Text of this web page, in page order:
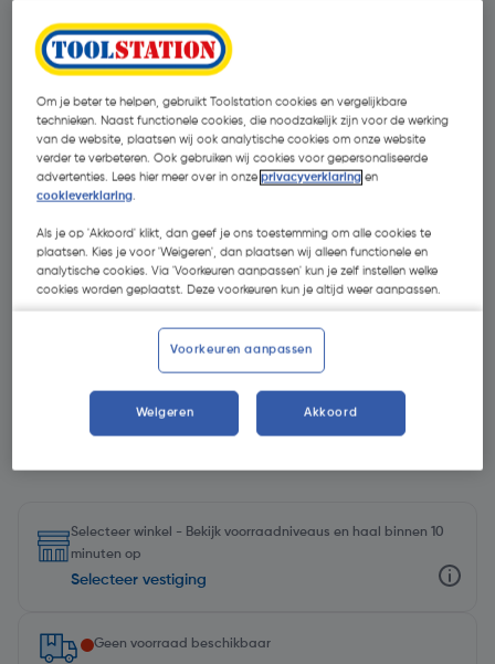
€ 1,12
Kies productvariant
Selecteer winkel - Bekijk voorraadniveaus en haal binnen 10
minuten op
Selecteer vestiging
Geen voorraad beschikbaar
Om je beter te helpen, gebruikt Toolstation cookies en vergelijkbare
technieken. Naast functionele cookies, die noodzakelijk zijn voor de werking
van de website, plaatsen wij ook analytische cookies om onze website
verder te verbeteren. Ook gebruiken wij cookies voor gepersonaliseerde
advertenties. Lees hier meer over in onzeprivacyverklaring en
cookieverklaring.
Als je op 'Akkoord' klikt, dan geef je ons toestemming om alle cookies te
plaatsen. Kies je voor 'Weigeren', dan plaatsen wij alleen functionele en
analytische cookies. Via 'Voorkeuren aanpassen' kun je zelf instellen welke
cookies worden geplaatst. Deze voorkeuren kun je altijd weer aanpassen.
Voorkeuren aanpassen
Weigeren Akkoord